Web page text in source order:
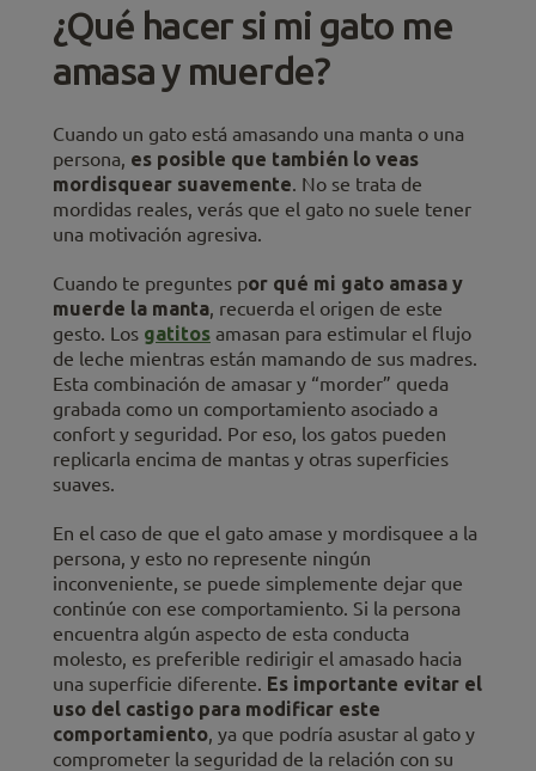
¿Qué hacer si mi gato me
amasa y muerde?
Cuando un gato está amasando una manta o una
persona, es posible que también lo veas
mordisquear suavemente. No se trata de
mordidas reales, verás que el gato no suele tener
una motivación agresiva.
Cuando te preguntes por qué mi gato amasa y
muerde la manta, recuerda el origen de este
gesto. Los gatitos amasan para estimular el flujo
de leche mientras están mamando de sus madres.
Esta combinación de amasar y “morder” queda
grabada como un comportamiento asociado a
confort y seguridad. Por eso, los gatos pueden
replicarla encima de mantas y otras superficies
suaves.
En el caso de que el gato amase y mordisquee a la
persona, y esto no represente ningún
inconveniente, se puede simplemente dejar que
continúe con ese comportamiento. Si la persona
encuentra algún aspecto de esta conducta
molesto, es preferible redirigir el amasado hacia
una superficie diferente. Es importante evitar el
uso del castigo para modificar este
comportamiento, ya que podría asustar al gato y
comprometer la seguridad de la relación con su